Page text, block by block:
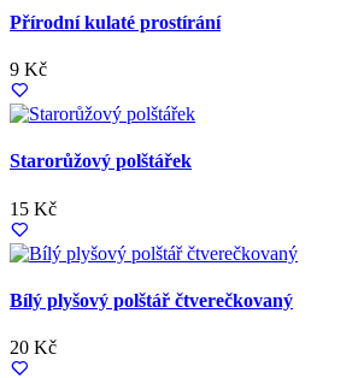
Přírodní kulaté prostírání
9 Kč
Starorůžový polštářek
15 Kč
Bílý plyšový polštář čtverečkovaný
20 Kč